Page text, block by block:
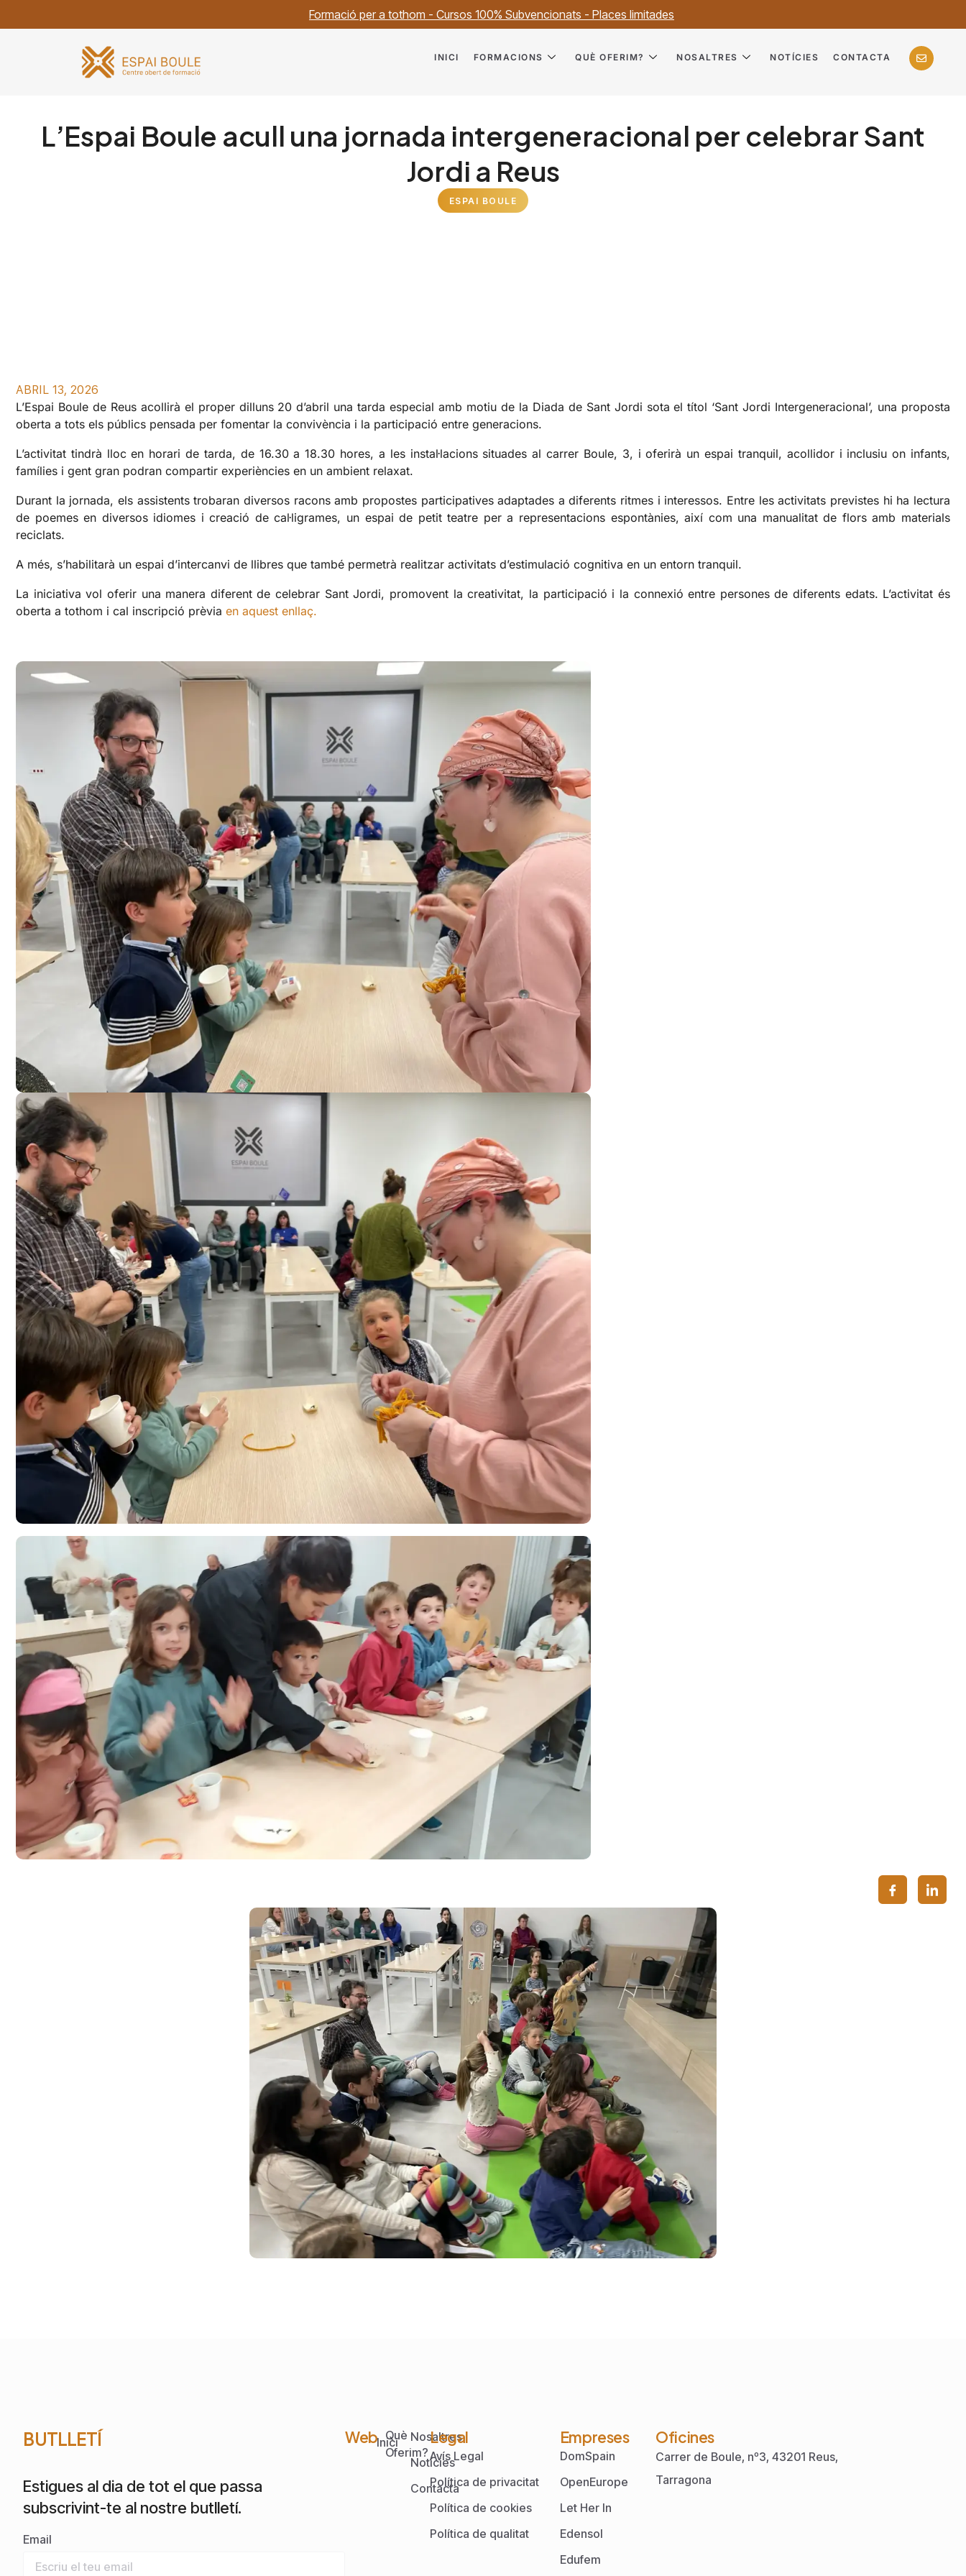
Formació per a tothom - Cursos 100% Subvencionats - Places limitades
INICI FORMACIONS QUÈ OFERIM? NOSALTRES NOTÍCIES CONTACTA
L’Espai Boule acull una jornada intergeneracional per celebrar Sant
Jordi a Reus
ESPAI BOULE
ABRIL 13, 2026
L’Espai Boule de Reus acollirà el proper dilluns 20 d’abril una tarda especial amb motiu de la Diada de Sant Jordi sota el títol ‘Sant Jordi Intergeneracional’, una proposta
oberta a tots els públics pensada per fomentar la convivència i la participació entre generacions.
L’activitat tindrà lloc en horari de tarda, de 16.30 a 18.30 hores, a les instal·lacions situades al carrer Boule, 3, i oferirà un espai tranquil, acollidor i inclusiu on infants,
famílies i gent gran podran compartir experiències en un ambient relaxat.
Durant la jornada, els assistents trobaran diversos racons amb propostes participatives adaptades a diferents ritmes i interessos. Entre les activitats previstes hi ha lectura
de poemes en diversos idiomes i creació de cal·ligrames, un espai de petit teatre per a representacions espontànies, així com una manualitat de flors amb materials
reciclats.
A més, s’habilitarà un espai d’intercanvi de llibres que també permetrà realitzar activitats d’estimulació cognitiva en un entorn tranquil.
La iniciativa vol oferir una manera diferent de celebrar Sant Jordi, promovent la creativitat, la participació i la connexió entre persones de diferents edats. L’activitat és
oberta a tothom i cal inscripció prèvia en aquest enllaç.
BUTLLETÍ
Estigues al dia de tot el que passa
subscrivint-te al nostre butlletí.
Email
WebInici
Què
Oferim?
Nosaltres
Notícies
Contacta
Legal
Avís Legal
Política de privacitat
Política de cookies
Política de qualitat
Empreses
DomSpain
OpenEurope
Let Her In
Edensol
Edufem
Oficines
Carrer de Boule, nº3, 43201 Reus,
Tarragona